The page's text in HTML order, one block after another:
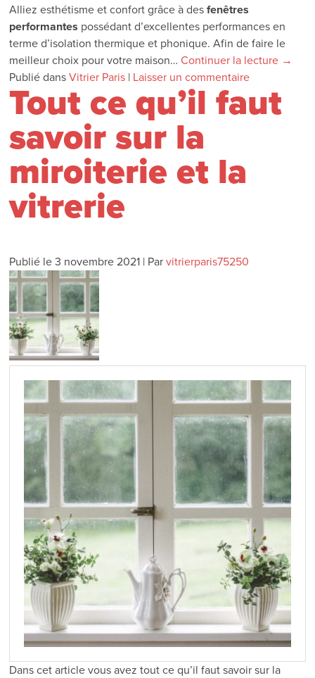
Alliez esthétisme et confort grâce à desfenêtres
performantes possédant d’excellentes performances en
terme d’isolation thermique et phonique. Afin de faire le
meilleur choix pour votre maison…Continuer la lecture →
Publié dans Vitrier Paris | Laisser un commentaire
Tout ce qu’il faut
savoir sur la
miroiterie et la
vitrerie
Publié le 3 novembre 2021 | Par vitrierparis75250
Dans cet article vous avez tout ce qu’il faut savoir sur la